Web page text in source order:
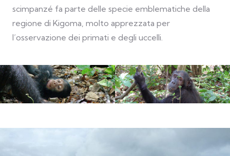
scimpanzé fa parte delle specie emblematiche della
regione di Kigoma, molto apprezzata per
l’osservazione dei primati e degli uccelli.